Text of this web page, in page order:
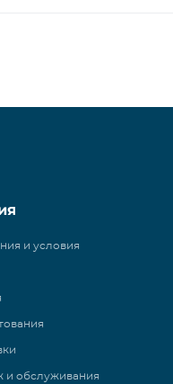
и условия
и обслуживания